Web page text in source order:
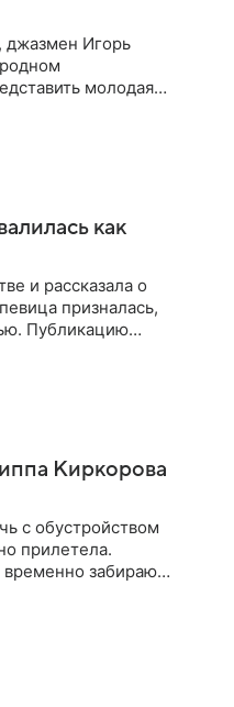
Игорь
молодая
как
и рассказала о
призналась,
Публикацию
Киркорова
с обустройством
прилетела.
временно забирают